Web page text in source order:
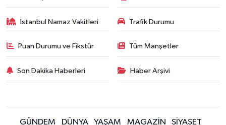
İstanbul Namaz Vakitleri Trafik Durumu
Puan Durumu ve Fikstür Tüm Manşetler
Son Dakika Haberleri Haber Arşivi
GÜNDEM DÜNYA YAŞAM MAGAZİN SİYASET